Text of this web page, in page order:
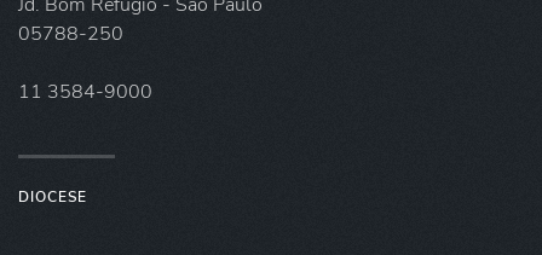
05788-250
11 3584-9000
DIOCESE